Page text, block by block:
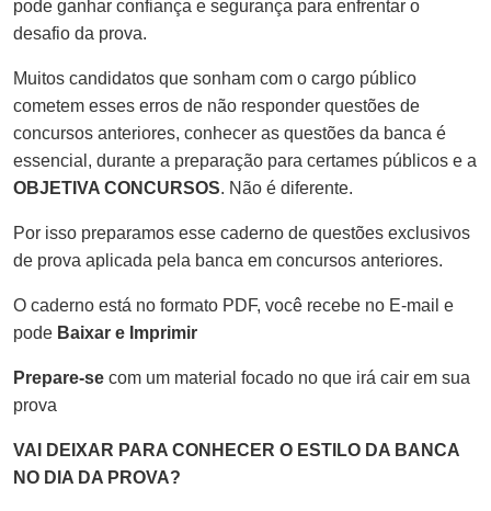
pode ganhar confiança e segurança para enfrentar o
desafio da prova.
Muitos candidatos que sonham com o cargo público
cometem esses erros de não responder questões de
concursos anteriores, conhecer as questões da banca é
essencial, durante a preparação para certames públicos e a
OBJETIVA CONCURSOS. Não é diferente.
Por isso preparamos esse caderno de questões exclusivos
de prova aplicada pela banca em concursos anteriores.
O caderno está no formato PDF, você recebe no E-mail e
pode Baixar e Imprimir
Prepare-se com um material focado no que irá cair em sua
prova
VAI DEIXAR PARA CONHECER O ESTILO DA BANCA
NO DIA DA PROVA?